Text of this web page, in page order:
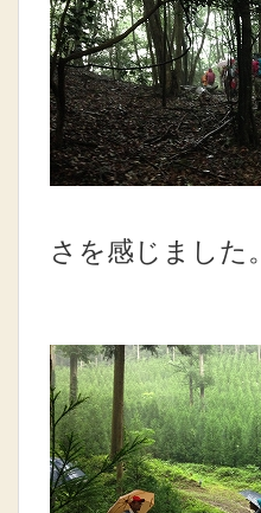
さを感じました。